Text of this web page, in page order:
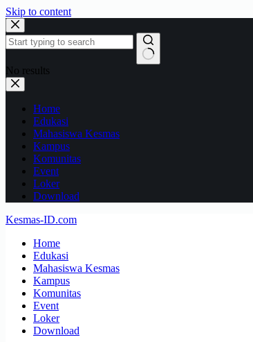
Skip to content
No results
Home
Edukasi
Mahasiswa Kesmas
Kampus
Komunitas
Event
Loker
Download
Kesmas-ID.com
Home
Edukasi
Mahasiswa Kesmas
Kampus
Komunitas
Event
Loker
Download